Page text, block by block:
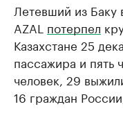
Летевший из Баку
AZAL потерпел
Казахстане 25
пассажира и пять
человек, 29
16 граждан